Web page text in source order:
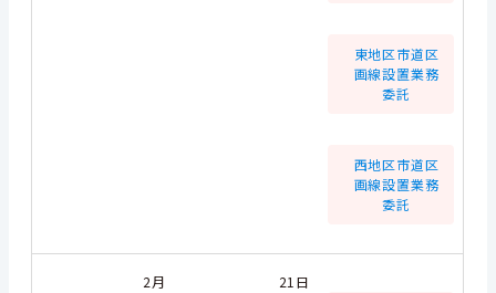
東地区市道区
画線設置業務
委託
西地区市道区
画線設置業務
委託
2月
21日